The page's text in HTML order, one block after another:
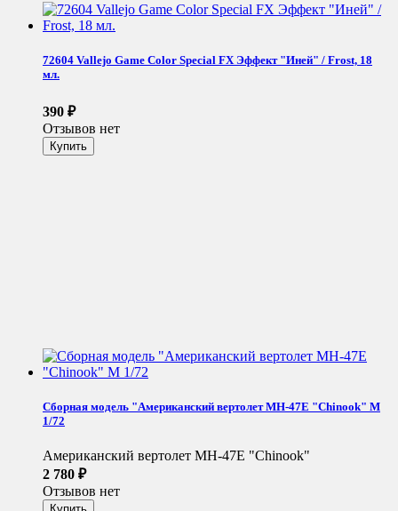
72604 Vallejo Game Color Special FX Эффект "Иней" / Frost, 18
мл.
390 ₽
Отзывов нет
Сборная модель "Американский вертолет MH-47E "Chinook" М
1/72
Американский вертолет MH-47E "Chinook"
2 780 ₽
Отзывов нет